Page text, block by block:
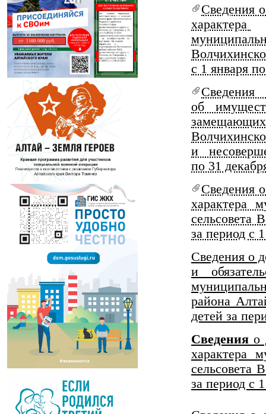
Сведения
характера
с 1 января
об
и
по 31
Сведения
характера
сельсовета
за период с
Сведения о
и
района
детей за
Сведения о
характера
сельсовета
за период с